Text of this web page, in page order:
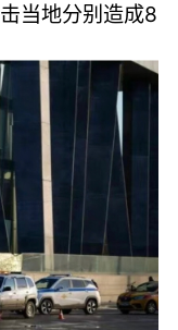
当地分别造成8